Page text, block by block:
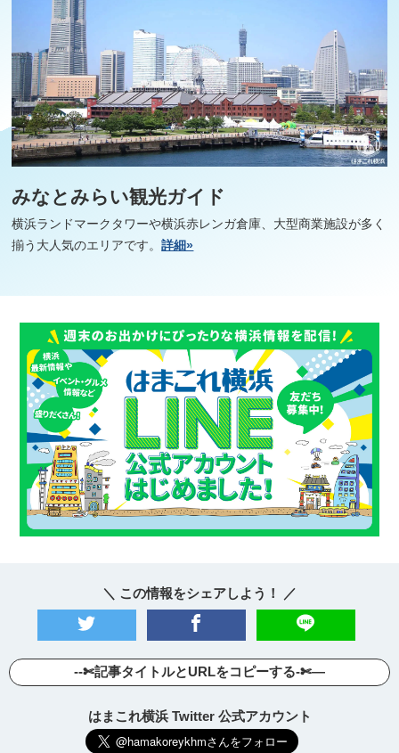
みなとみらい観光ガイド
横浜ランドマークタワーや横浜赤レンガ倉庫、大型商業施設が多く
揃う大人気のエリアです。詳細»
＼ この情報をシェアしよう！ ／
--✄記事タイトルとURLをコピーする-✄—
はまこれ横浜 Twitter 公式アカウント